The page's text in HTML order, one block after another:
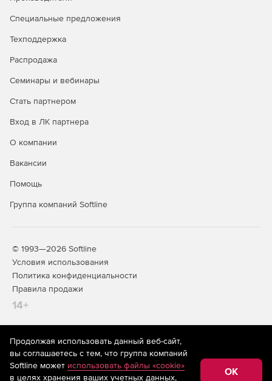
Специальные предложения
Техподдержка
Распродажа
Семинары и вебинары
Стать партнером
Вход в ЛК партнера
О компании
Вакансии
Помощь
Группа компаний Softline
© 1993—2026 Softline
Условия использования
Политика конфиденциальности
Правила продажи
14+
На информационном ресурсе store.softline.ru применяются
рекомендательные технологии(информационные технологии
предоставления информации на основе сбора,
систематизации и анализа сведений, относящихся к
Продолжая использовать данный веб-сайт,
вы соглашаетесь с тем, что группа компаний
Softline может использовать файлы «cookie»
в целях хранения ваших учетных данных,
OK